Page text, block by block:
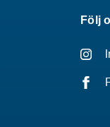
Följ